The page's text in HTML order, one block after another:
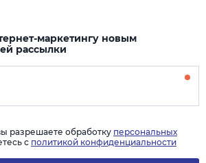
маркетингу новым
рассылки
разрешаете обработку персональных
с политикой конфиденциальности